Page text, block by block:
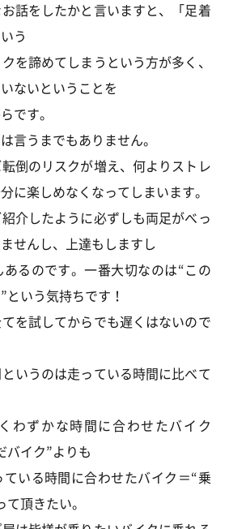
話をしたかと言いますと、「足着
う
を諦めてしまうという方が多く、
ないということを
です。
言うまでもありません。
倒のリスクが増え、何よりストレ
に楽しめなくなってしまいます。
介したように必ずしも両足がべっ
せんし、上達もしますし
るのです。一番大切なのは“この
いう気持ちです！
を試してからでも遅くはないので
いうのは走っている時間に比べて
わずかな時間に合わせたバイク
バイク”よりも
いる時間に合わせたバイク＝“乗
頂きたい。